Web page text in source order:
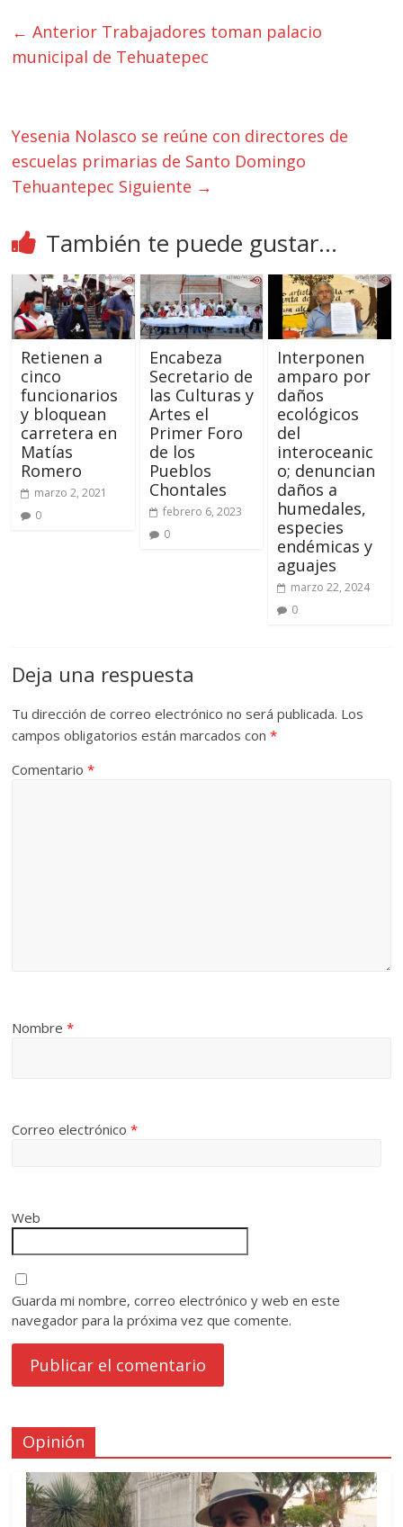
← Anterior Trabajadores toman palacio
municipal de Tehuatepec
Yesenia Nolasco se reúne con directores de
escuelas primarias de Santo Domingo
Tehuantepec Siguiente →
También te puede gustar...
Retienen a
cinco
funcionarios
y bloquean
carretera en
Matías
Romero
marzo 2, 2021
0
Encabeza
Secretario de
las Culturas y
Artes el
Primer Foro
de los
Pueblos
Chontales
febrero 6, 2023
0
Interponen
amparo por
daños
ecológicos
del
interoceanic
o; denuncian
daños a
humedales,
especies
endémicas y
aguajes
marzo 22, 2024
0
Deja una respuesta
Tu dirección de correo electrónico no será publicada. Los
campos obligatorios están marcados con*
Comentario*
Nombre*
Correo electrónico*
Web
Guarda mi nombre, correo electrónico y web en este
navegador para la próxima vez que comente.
Opinión